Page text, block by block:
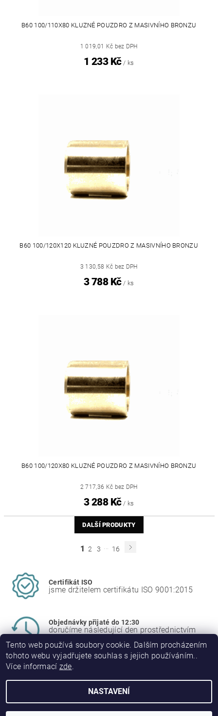
B60 100/110X80 KLUZNÉ POUZDRO Z MASIVNÍHO BRONZU
1 019,01 Kč bez DPH
1 233 Kč / ks
B60 100/120X120 KLUZNÉ POUZDRO Z MASIVNÍHO BRONZU
3 130,58 Kč bez DPH
3 788 Kč / ks
B60 100/120X80 KLUZNÉ POUZDRO Z MASIVNÍHO BRONZU
2 717,36 Kč bez DPH
3 288 Kč / ks
DALŠÍ PRODUKTY
1 2 3 ... 16
Certifikát ISO
jsme držitelem certifikátu ISO 9001:2015
Objednávky přijaté do 12:30
doručíme následující den prostřednictvím
2026 © JINPO spol. s r.o., všechna práva vyhrazena
Tento web používá soubory cookie. Dalším procházením
tohoto webu vyjadřujete souhlas s jejich používáním..
Více informací zde.
NASTAVENÍ